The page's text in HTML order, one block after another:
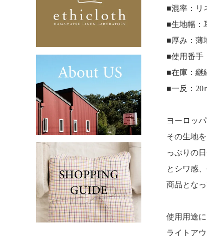
■混率：リ
■生地幅：
■厚み：薄
■使用番手
■在庫：継
■一反：20
ヨーロッ
その生地
っぷりの
とシワ感
商品となっ
使用用途
ライトア